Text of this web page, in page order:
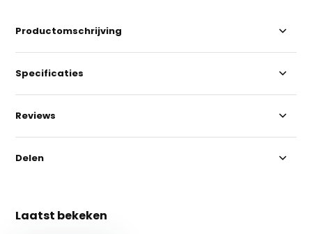
Productomschrijving
Specificaties
Reviews
Delen
Laatst bekeken